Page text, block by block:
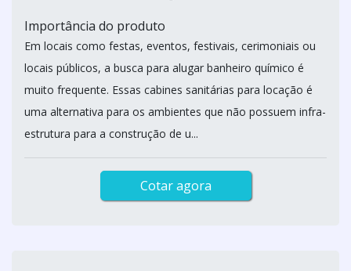
Importância do produto
Em locais como festas, eventos, festivais, cerimoniais ou
locais públicos, a busca para alugar banheiro químico é
muito frequente. Essas cabines sanitárias para locação é
uma alternativa para os ambientes que não possuem infra-
estrutura para a construção de u...
Cotar agora